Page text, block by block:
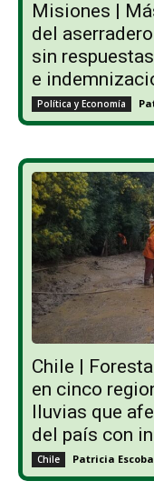
Misiones |
del
sin
e
Política y Economía
Chile |
en cinco
lluvias que
del país con
Chile Patricia